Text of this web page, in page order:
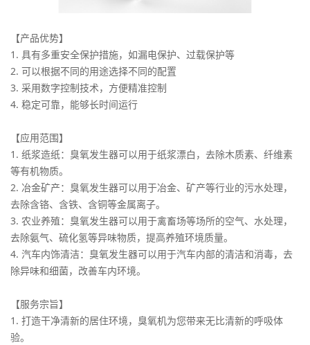
【产品优势】
1. 具有多重安全保护措施，如漏电保护、过载保护等
2. 可以根据不同的用途选择不同的配置
3. 采用数字控制技术，方便精准控制
4. 稳定可靠，能够长时间运行
【应用范围】
1. 纸浆造纸：臭氧发生器可以用于纸浆漂白，去除木质素、纤维素
等有机物质。
2. 冶金矿产：臭氧发生器可以用于冶金、矿产等行业的污水处理，
去除含铬、含铁、含铜等金属离子。
3. 农业养殖：臭氧发生器可以用于禽畜场等场所的空气、水处理，
去除氨气、硫化氢等异味物质，提高养殖环境质量。
4. 汽车内饰清洁：臭氧发生器可以用于汽车内部的清洁和消毒，去
除异味和细菌，改善车内环境。
【服务宗旨】
1. 打造干净清新的居住环境，臭氧机为您带来无比清新的呼吸体
验。